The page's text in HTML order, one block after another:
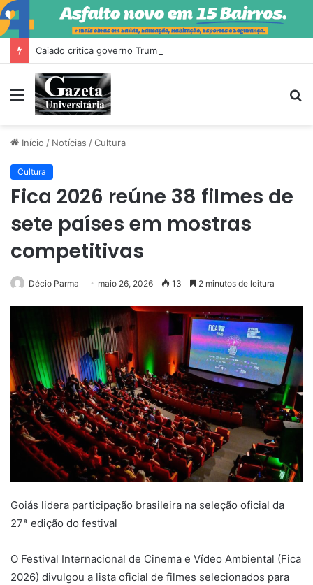
Menu
Início / Notícias /Cultura
Cultura
Fica 2026 reúne 38 filmes de
sete países em mostras
competitivas
Décio Parma maio 26, 2026 13 2 minutos de leitura
Goiás lidera participação brasileira na seleção oficial da
27ª edição do festival
O Festival Internacional de Cinema e Vídeo Ambiental (Fica
2026) divulgou a lista oficial de filmes selecionados para